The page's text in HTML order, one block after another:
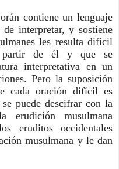
contiene un lenguaje
interpretar, y sostiene
les resulta difícil
partir de él y que se
interpretativa en un
Pero la suposición
cada oración difícil es
puede descifrar con la
erudición musulmana
eruditos occidentales
musulmana y le dan